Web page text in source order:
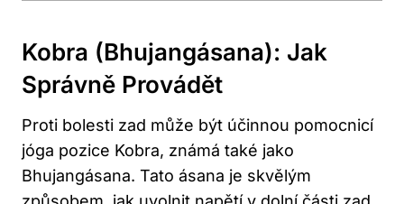
Kobra (Bhujangásana): Jak
Správně Provádět
Proti bolesti zad může být účinnou pomocnicí
jóga pozice Kobra, známá také jako
Bhujangásana. Tato ásana je skvělým